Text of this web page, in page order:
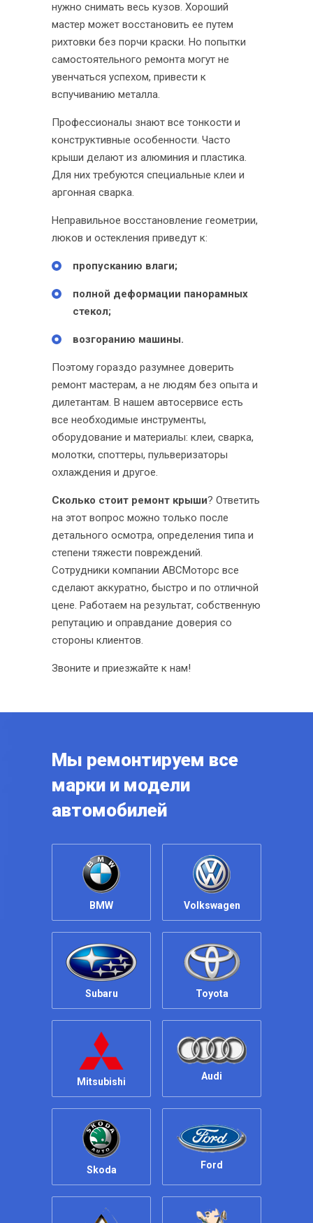
нужно снимать весь кузов. Хороший
мастер может восстановить ее путем
рихтовки без порчи краски. Но попытки
самостоятельного ремонта могут не
увенчаться успехом, привести к
вспучиванию металла.
Профессионалы знают все тонкости и
конструктивные особенности. Часто
крыши делают из алюминия и пластика.
Для них требуются специальные клеи и
аргонная сварка.
Неправильное восстановление геометрии,
люков и остекления приведут к:
пропусканию влаги;
полной деформации панорамных
стекол;
возгоранию машины.
Поэтому гораздо разумнее доверить
ремонт мастерам, а не людям без опыта и
дилетантам. В нашем автосервисе есть
все необходимые инструменты,
оборудование и материалы: клеи, сварка,
молотки, споттеры, пульверизаторы
охлаждения и другое.
Сколько стоит ремонт крыши? Ответить
на этот вопрос можно только после
детального осмотра, определения типа и
степени тяжести повреждений.
Сотрудники компании ABCМоторс все
сделают аккуратно, быстро и по отличной
цене. Работаем на результат, собственную
репутацию и оправдание доверия со
стороны клиентов.
Звоните и приезжайте к нам!
Мы ремонтируем все
марки и модели
автомобилей
BMW Volkswagen
Subaru Toyota
Mitsubishi Audi
Skoda Ford